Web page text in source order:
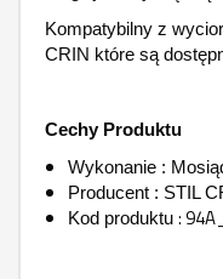
Kompatybilny z
CRIN które są
Cechy Produktu
Wykonanie :
Producent : STIL
Kod produktu :